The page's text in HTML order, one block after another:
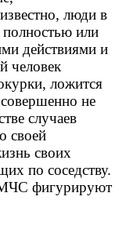
люди в
полностью или
действиями и
человек
ложится
не
случаев
своей
своих
по соседству.
МЧС фигурируют